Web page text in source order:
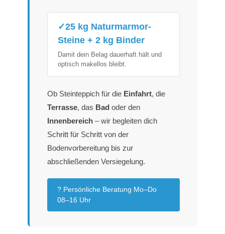
✓25 kg Naturmarmor-
Steine + 2 kg Binder
Damit dein Belag dauerhaft hält und
optisch makellos bleibt.
Ob Steinteppich für die Einfahrt, die
Terrasse, das Bad oder den
Innenbereich – wir begleiten dich
Schritt für Schritt von der
Bodenvorbereitung bis zur
abschließenden Versiegelung.
? Persönliche Beratung Mo–Do
08–16 Uhr